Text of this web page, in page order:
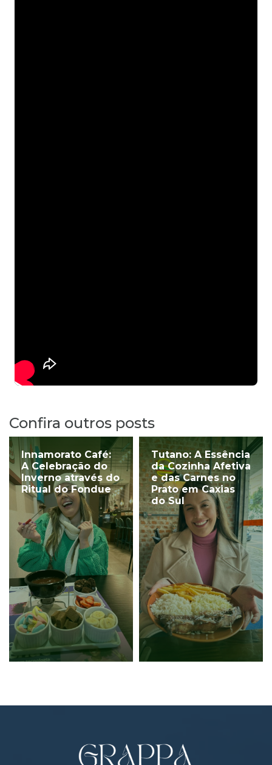
Confira outros posts
Innamorato Café:
A Celebração do
Inverno através do
Ritual do Fondue
Tutano: A Essência
da Cozinha Afetiva
e das Carnes no
Prato em Caxias
do Sul